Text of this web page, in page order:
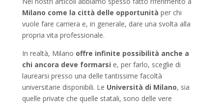
Milano come la città delle opportunità per chi
vuole fare carriera e, in generale, dare una svolta alla
propria vita professionale.
In realtà, Milano offre infinite possibilità anche a
chi ancora deve formarsi e, per farlo, sceglie di
laurearsi presso una delle tantissime facoltà
universitarie disponibili. Le Università di Milano, sia
quelle private che quelle statali, sono delle vere